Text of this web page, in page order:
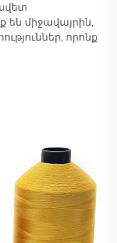
են միջավայրին,
որոնք